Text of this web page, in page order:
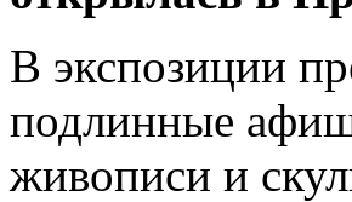
В экспозиции
подлинные
живописи и